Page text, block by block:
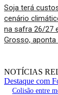
Soja terá
cenário
na safra 26/27
Grosso, aponta
NOTÍCIAS
Destaque com
Colisão entre